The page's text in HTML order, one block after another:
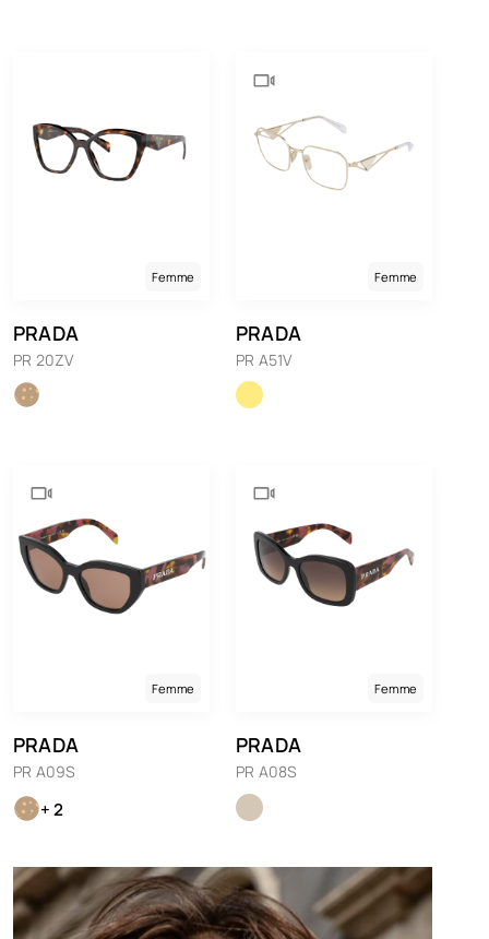
Femme
PRADA
PR 20ZV
Femme
PRADA
PR A51V
Femme
PRADA
PR A09S
+ 2
Femme
PRADA
PR A08S